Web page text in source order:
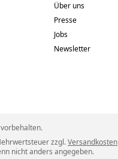
Über uns
Presse
Jobs
Newsletter
zzgl.Versandkosten
nicht anders angegeben.